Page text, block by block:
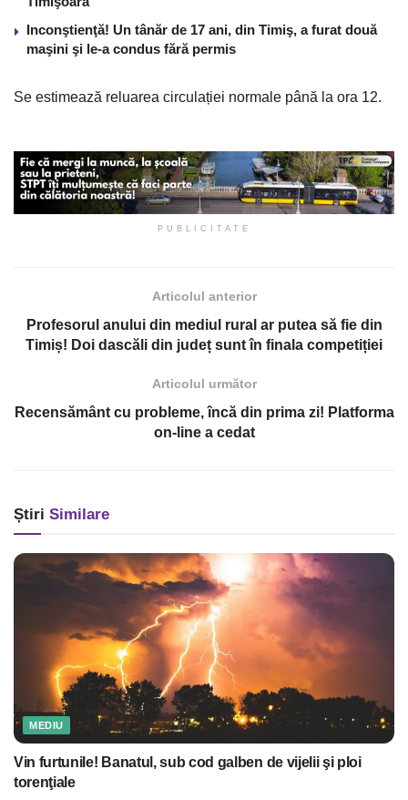
Inconştienţă! Un tânăr de 17 ani, din Timiş, a furat două
maşini şi le-a condus fără permis
Se estimează reluarea circulației normale până la ora 12.
PUBLICITATE
Articolul anterior
Profesorul anului din mediul rural ar putea să fie din
Timiș! Doi dascăli din județ sunt în finala competiției
Articolul următor
Recensământ cu probleme, încă din prima zi! Platforma
on-line a cedat
Știri Similare
MEDIU
Vin furtunile! Banatul, sub cod galben de vijelii şi ploi
torenţiale